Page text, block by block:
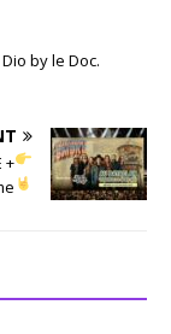
by le Doc.
+